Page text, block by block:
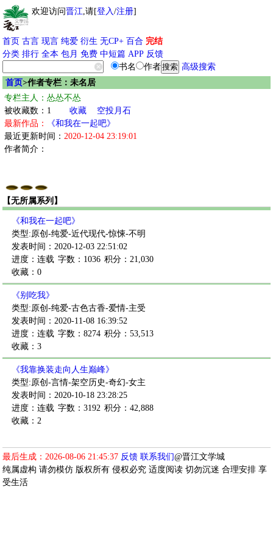
欢迎访问晋江,请[登入/注册]
首页 古言 现言 纯爱 衍生 无CP+ 百合 完结
分类 排行 全本 包月 免费 中短篇 APP 反馈
书名
作者
高级搜索
首页>作者专栏：未名居
专栏主人：怂怂不怂
被收藏数：1
收藏
空投月石
最新作品：
《和我在一起吧》
最近更新时间： 2020-12-04 23:19:01
作者简介：
【无所属系列】
《和我在一起吧》
类型:原创-纯爱-近代现代-惊悚-不明
发表时间：2020-12-03 22:51:02
进度：连载 字数：1036 积分：21,030
收藏：0
《别吃我》
类型:原创-纯爱-古色古香-爱情-主受
发表时间：2020-11-08 16:39:52
进度：连载 字数：8274 积分：53,513
收藏：3
《我靠换装走向人生巅峰》
类型:原创-言情-架空历史-奇幻-女主
发表时间：2020-10-18 23:28:25
进度：连载 字数：3192 积分：42,888
收藏：2
最后生成：2026-08-06 21:45:37 反馈 联系我们@晋江文学城
纯属虚构 请勿模仿 版权所有 侵权必究 适度阅读 切勿沉迷 合理安排 享
受生活